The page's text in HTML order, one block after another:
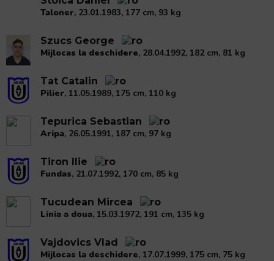
Taloner, 23.01.1983, 177 cm, 93 kg
Szucs George
Mijlocas la deschidere, 28.04.1992, 182 cm, 81 kg
Tat Catalin
Pilier, 11.05.1989, 175 cm, 110 kg
Tepurica Sebastian
Aripa, 26.05.1991, 187 cm, 97 kg
Tiron Ilie
Fundas, 21.07.1992, 170 cm, 85 kg
Tucudean Mircea
Linia a doua, 15.03.1972, 191 cm, 135 kg
Vajdovics Vlad
Mijlocas la deschidere, 17.07.1999, 175 cm, 75 kg